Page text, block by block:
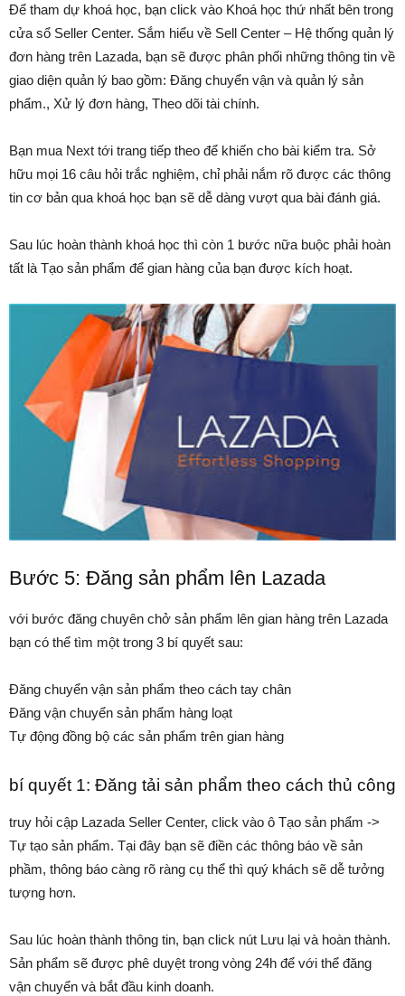
Để tham dự khoá học, bạn click vào Khoá học thứ nhất bên trong
cửa sổ Seller Center. Sắm hiểu về Sell Center – Hệ thống quản lý
đơn hàng trên Lazada, bạn sẽ được phân phối những thông tin về
giao diện quản lý bao gồm: Đăng chuyển vận và quản lý sản
phẩm., Xử lý đơn hàng, Theo dõi tài chính.
Bạn mua Next tới trang tiếp theo để khiến cho bài kiểm tra. Sở
hữu mọi 16 câu hỏi trắc nghiệm, chỉ phải nắm rõ được các thông
tin cơ bản qua khoá học bạn sẽ dễ dàng vượt qua bài đánh giá.
Sau lúc hoàn thành khoá học thì còn 1 bước nữa buộc phải hoàn
tất là Tạo sản phẩm để gian hàng của bạn được kích hoạt.
Bước 5: Đăng sản phẩm lên Lazada
với bước đăng chuyên chở sản phẩm lên gian hàng trên Lazada
bạn có thể tìm một trong 3 bí quyết sau:
Đăng chuyển vận sản phẩm theo cách tay chân
Đăng vận chuyển sản phẩm hàng loạt
Tự động đồng bộ các sản phẩm trên gian hàng
bí quyết 1: Đăng tải sản phẩm theo cách thủ công
truy hỏi cập Lazada Seller Center, click vào ô Tạo sản phẩm ->
Tự tạo sản phẩm. Tại đây bạn sẽ điền các thông báo về sản
phầm, thông báo càng rõ ràng cụ thể thì quý khách sẽ dễ tưởng
tượng hơn.
Sau lúc hoàn thành thông tin, bạn click nút Lưu lại và hoàn thành.
Sản phẩm sẽ được phê duyệt trong vòng 24h để với thể đăng
vận chuyển và bắt đầu kinh doanh.